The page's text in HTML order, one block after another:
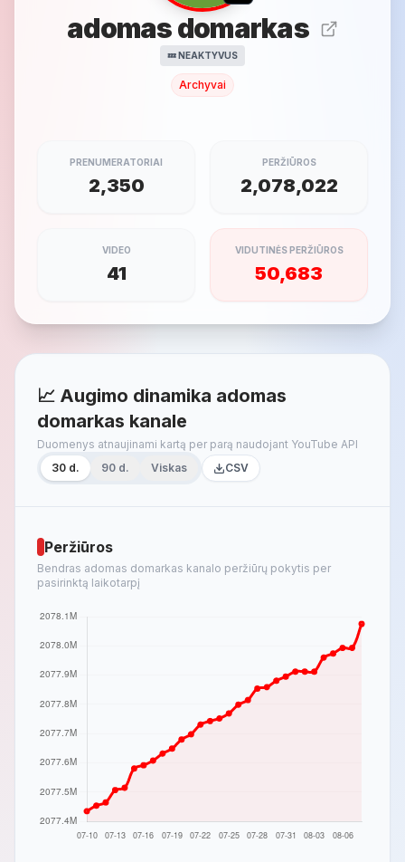
adomas domarkas
💤 NEAKTYVUS
Archyvai
PRENUMERATORIAI
2,350
PERŽIŪROS
2,078,022
VIDEO
41
VIDUTINĖS PERŽIŪROS
50,683
📈 Augimo dinamika adomas
domarkas kanale
Duomenys atnaujinami kartą per parą naudojant YouTube API
30 d.
90 d. Viskas CSV
Peržiūros
Bendras adomas domarkas kanalo peržiūrų pokytis per
pasirinktą laikotarpį